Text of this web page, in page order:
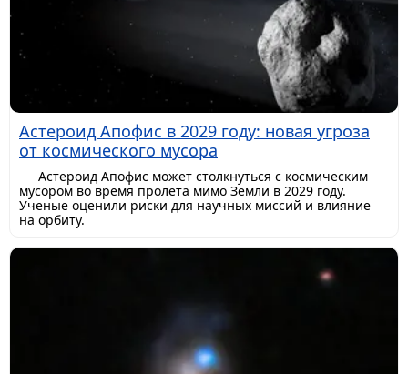
Астероид Апофис в 2029 году: новая угроза
от космического мусора
Астероид Апофис может столкнуться с космическим
мусором во время пролета мимо Земли в 2029 году.
Ученые оценили риски для научных миссий и влияние
на орбиту.